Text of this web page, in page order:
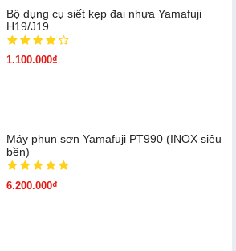
Bộ dụng cụ siết kẹp đai nhựa Yamafuji
H19/J19
1.100.000₫
Máy phun sơn Yamafuji PT990 (INOX siêu
bền)
6.200.000₫